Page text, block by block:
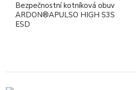
Bezpečnostní kotníková obuv
ARDON®APULSO HIGH S3S
ESD